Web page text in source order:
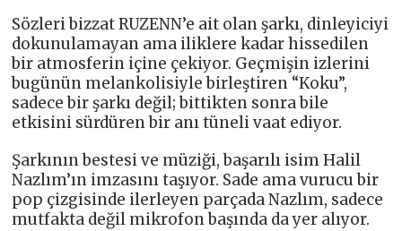
Sözleri bizzat RUZENN’e ait olan şarkı, dinleyiciyi
dokunulamayan ama iliklere kadar hissedilen
bir atmosferin içine çekiyor. Geçmişin izlerini
bugünün melankolisiyle birleştiren “Koku”,
sadece bir şarkı değil; bittikten sonra bile
etkisini sürdüren bir anı tüneli vaat ediyor.
Şarkının bestesi ve müziği, başarılı isim Halil
Nazlım’ın imzasını taşıyor. Sade ama vurucu bir
pop çizgisinde ilerleyen parçada Nazlım, sadece
mutfakta değil mikrofon başında da yer alıyor.